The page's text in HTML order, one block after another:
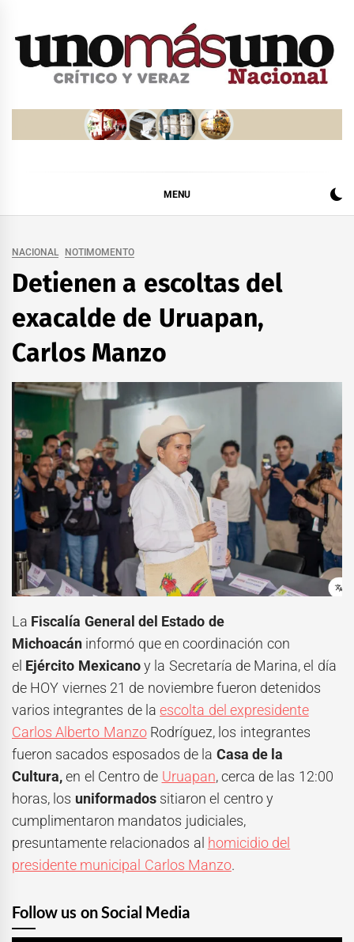
MENU
NACIONAL NOTIMOMENTO
Detienen a escoltas del
exacalde de Uruapan,
Carlos Manzo
La Fiscalía General del Estado de
Michoacán informó que en coordinación con
el Ejército Mexicanoy la Secretaría de Marina, el día
de HOY viernes 21 de noviembre fueron detenidos
varios integrantes de laescolta del expresidente
Carlos Alberto ManzoRodríguez, los integrantes
fueron sacados esposados de la Casa de la
Cultura,en el Centro de Uruapan, cerca de las 12:00
horas, los uniformadossitiaron el centro y
cumplimentaron mandatos judiciales,
presuntamente relacionados al homicidio del
presidente municipal Carlos Manzo.
Follow us on Social Media